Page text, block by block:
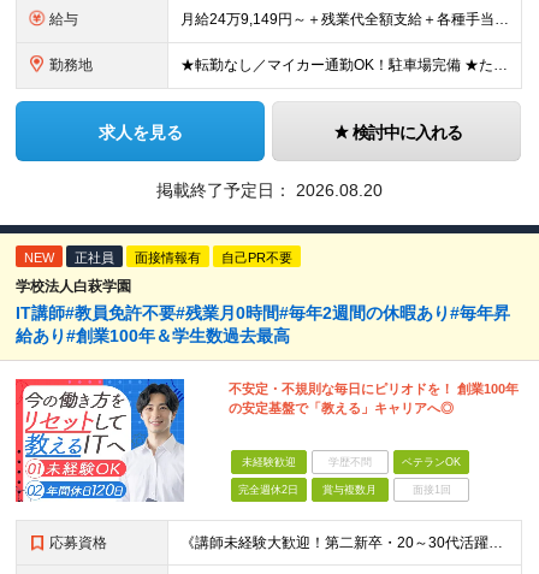
給与 月給24万9,149円～＋残業代全額支給＋各種手当＋賞与年2回 ＼ 頑張りが収入に反映されます！ ／ ★四輪の指導→二輪の指導など、指導の幅が広がると給与UP！ ★年間表彰制度あり！教習生の合格率が
勤務地 ★転勤なし／マイカー通勤OK！駐車場完備 ★たまプラーザ／新百合ヶ丘／登戸などから送迎バスも出ています！ 【向ケ丘自動車学校】 神奈川県川崎市宮前区菅生4-6-1 ※(変更の範囲)勤務地に変更なし
求人を見る 検討中に入れる
掲載終了予定日： 2026.08.20
NEW 正社員 面接情報有 自己PR不要
学校法人白萩学園
IT講師#教員免許不要#残業月0時間#毎年2週間の休暇あり#毎年昇
給あり#創業100年＆学生数過去最高
不安定・不規則な毎日にピリオドを！ 創業100年
の安定基盤で「教える」キャリアへ◎
未経験歓迎 学歴不問 ベテランOK
完全週休2日 賞与複数月 面接1回
応募資格 《講師未経験大歓迎！第二新卒・20～30代活躍中》 ◆大卒以上 ◆何らかのITまたはゲーム業界のご経験をお持ちの方 ┗プログラマー・ゲーム企画経験者など、職種・経験年数は不問！ 業界経験者であればご